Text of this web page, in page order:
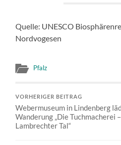
Quelle: UNESCO
Nordvogesen
Pfalz
VORHERIGER BEITRAG
Webermuseum in Lindenberg
Wanderung „Die Tuchmacherei
Lambrechter Tal“